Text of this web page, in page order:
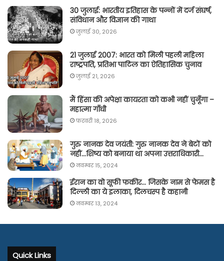
30 जुलाई: भारतीय इतिहास के पन्नों में दर्ज संघर्ष,
संविधान और विज्ञान की गाथा
जुलाई 30, 2026
21 जुलाई 2007: भारत को मिली पहली महिला
राष्ट्रपति, प्रतिभा पाटिल का ऐतिहासिक चुनाव
जुलाई 21, 2026
मैं हिंसा की अपेक्षा कायरता को कभी नहीं चुनूँगा –
महात्मा गाँधी
फ़रवरी 18, 2026
गुरु नानक देव जयंती: गुरु नानक देव ने बेटों को
नहीं…शिष्य को बनाया था अपना उत्तराधिकारी…
नवम्बर 15, 2024
ईरान का वो सूफी फकीर… जिसके नाम से फेमस है
दिल्ली का ये इलाका, दिलचस्प है कहानी
नवम्बर 13, 2024
Quick Links